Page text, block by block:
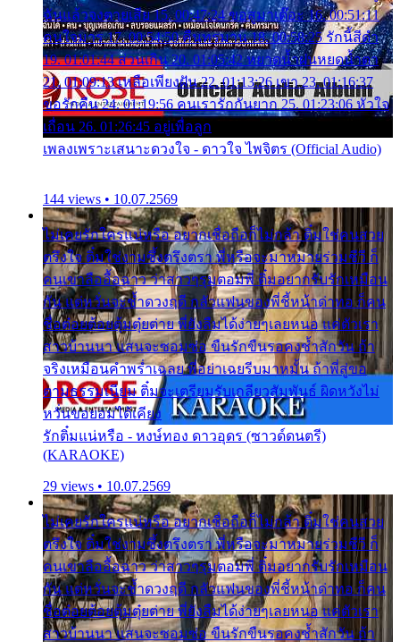
ฉันแล้วจงตายเสีย 15. 00:47:24 ขอสูมาเต๊อะ 16. 00:51:11
คนใจมาร 17. 00:54:50 คืนทรมาน 18. 00:58:25 รักนี้สีดำ
19. 01:01:44 ส่วนเกิน 20. 01:05:42 หยาดน้ำฝนหยดน้ำตา
21. 01:09:13 เหลือเพียงฝัน 22. 01:13:26 เขา 23. 01:16:37
ขอรักคืน 24. 01:19:56 คนเรารักกันยาก 25. 01:23:06 หัวใจ
เถื่อน 26. 01:26:45 อยู่เพื่อลูก
เพลงเพราะเสนาะดวงใจ - ดาวใจ ไพจิตร (Official Audio)
144 views • 10.07.2569
ไม่เคยรักใครแน่หรือ อยากเชื่อถือก็ไม่กล้า ติ๋มใช่คนสวย
ตรึงใจ ติ๋มใช่งามซึ้งตรึงตรา พี่หรือจะมาหมายร่วมชีวี ก็
คนเขาลืออื้อฉาว ว่าสาวๆรุมตอมพี่ ติ๋มอยากรับรักเหมือน
กัน แต่หวั่นจะช้ำดวงฤดี กลัวแฟนของพี่ชี้หน้าด่าทอ ก็คน
ชื่อต๋อยต้อยตุ้มตุ๋ยต่าย พี่ยังลืมได้ง่ายๆเลยหนอ แค่ตัวเรา
สาวบ้านนา แสนจะซอมซ่อ ขืนรักขืนรอคงช้ำสักวัน ถ้า
จริงเหมือนคำพร่ำเฉลย พี่อย่าเฉยรีบมาหมั้น ถ้าพี่สู่ขอ
ตามธรรมเนียม ติ๋มจะเตรียมรับเกลียวสัมพันธ์ ผิดหวังไม่
หวั่นขอยอมได้เคียง
รักติ๋มแน่หรือ - หงษ์ทอง ดาวอุดร (ซาวด์ดนตรี)
(KARAOKE)
29 views • 10.07.2569
ไม่เคยรักใครแน่หรือ อยากเชื่อถือก็ไม่กล้า ติ๋มใช่คนสวย
ตรึงใจ ติ๋มใช่งามซึ้งตรึงตรา พี่หรือจะมาหมายร่วมชีวี ก็
คนเขาลืออื้อฉาว ว่าสาวๆรุมตอมพี่ ติ๋มอยากรับรักเหมือน
กัน แต่หวั่นจะช้ำดวงฤดี กลัวแฟนของพี่ชี้หน้าด่าทอ ก็คน
ชื่อต๋อยต้อยตุ้มตุ๋ยต่าย พี่ยังลืมได้ง่ายๆเลยหนอ แค่ตัวเรา
สาวบ้านนา แสนจะซอมซ่อ ขืนรักขืนรอคงช้ำสักวัน ถ้า